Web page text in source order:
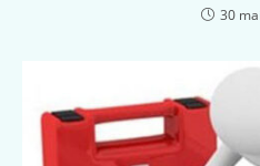
30